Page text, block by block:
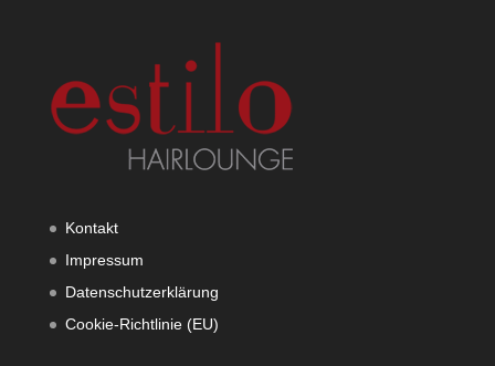
Kontakt
Impressum
Datenschutzerklärung
Cookie-Richtlinie (EU)